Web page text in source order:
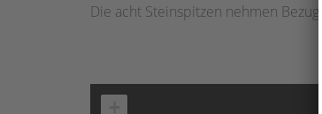
Die acht Steinspitzen nehmen